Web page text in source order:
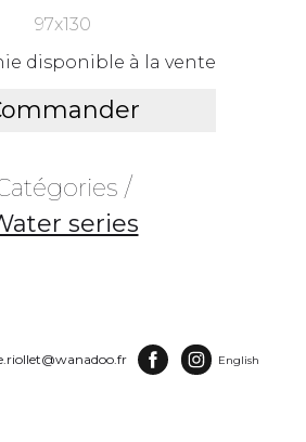
97x130
disponible à la vente
/
series
English